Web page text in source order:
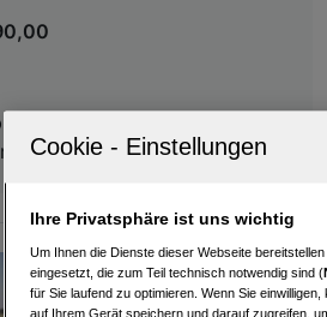
GmbH
Ihre Privatsphäre ist uns wichtig
Um Ihnen die Dienste dieser Webseite
eingesetzt, die zum Teil technisch notwendig sind (
für Sie laufend zu optimieren. Wenn Sie
auf Ihrem Gerät speichern und darauf zugreifen,